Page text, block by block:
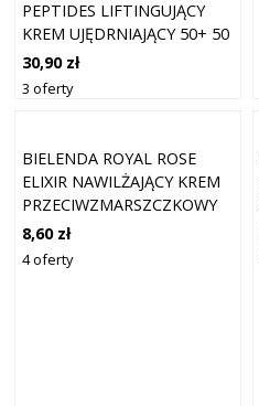
PEPTIDES LIFTINGUJĄCY
KREM UJĘDRNIAJĄCY 50+ 50
ML
30,90 zł
3 oferty
BIELENDA ROYAL ROSE
ELIXIR NAWILŻAJĄCY KREM
PRZECIWZMARSZCZKOWY
40+ 50 ML
8,60 zł
4 oferty